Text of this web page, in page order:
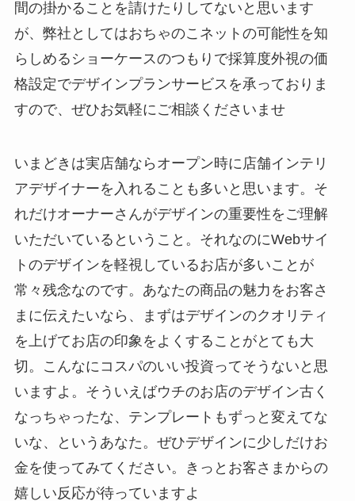
間の掛かることを請けたりしてないと思います
が、弊社としてはおちゃのこネットの可能性を知
らしめるショーケースのつもりで採算度外視の価
格設定でデザインプランサービスを承っておりま
すので、ぜひお気軽にご相談くださいませ
いまどきは実店舗ならオープン時に店舗インテリ
アデザイナーを入れることも多いと思います。そ
れだけオーナーさんがデザインの重要性をご理解
いただいているということ。それなのにWebサイ
トのデザインを軽視しているお店が多いことが
常々残念なのです。あなたの商品の魅力をお客さ
まに伝えたいなら、まずはデザインのクオリティ
を上げてお店の印象をよくすることがとても大
切。こんなにコスパのいい投資ってそうないと思
いますよ。そういえばウチのお店のデザイン古く
なっちゃったな、テンプレートもずっと変えてな
いな、というあなた。ぜひデザインに少しだけお
金を使ってみてください。きっとお客さまからの
嬉しい反応が待っていますよ